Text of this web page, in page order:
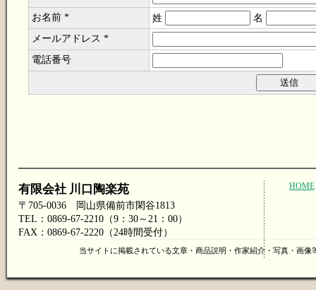
お名前 * 姓
名
メールアドレス *
電話番号
有限会社 川口陶楽苑
〒705-0036 岡山県備前市閑谷1813
TEL：0869-67-2210（9：30～21：00）
FAX：0869-67-2220（24時間受付）
HOME
当サイトに掲載されている文章・商品説明・作家紹介・写真・画